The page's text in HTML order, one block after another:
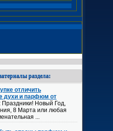
раздела:
отличить
духи и парфюм от
: Праздники! Новый Год,
8 Марта или любая
...